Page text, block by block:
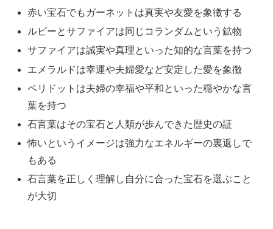
赤い宝石でもガーネットは真実や友愛を象徴する
ルビーとサファイアは同じコランダムという鉱物
サファイアは誠実や真理といった知的な言葉を持つ
エメラルドは幸運や夫婦愛など安定した愛を象徴
ペリドットは夫婦の幸福や平和といった穏やかな言
葉を持つ
石言葉はその宝石と人類が歩んできた歴史の証
怖いというイメージは強力なエネルギーの裏返しで
もある
石言葉を正しく理解し自分に合った宝石を選ぶこと
が大切